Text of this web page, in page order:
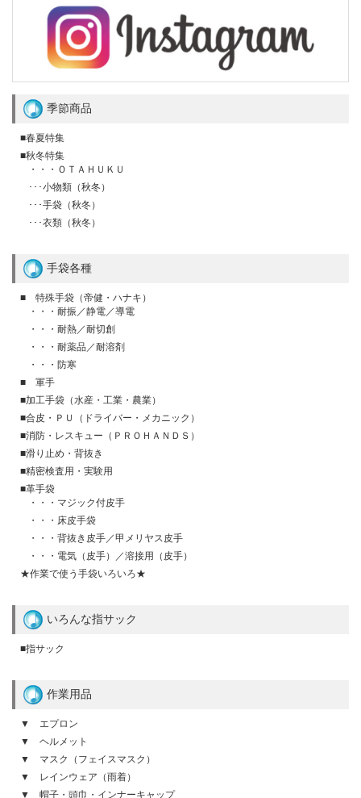
季節商品
■春夏特集
■秋冬特集
・・・ＯＴＡＨＵＫＵ
･･･小物類（秋冬）
･･･手袋（秋冬）
･･･衣類（秋冬）
手袋各種
■ 特殊手袋（帝健・ハナキ）
・・・耐振／静電／導電
・・・耐熱／耐切創
・・・耐薬品／耐溶剤
・・・防寒
■ 軍手
■加工手袋（水産・工業・農業）
■合皮・ＰＵ（ドライバー・メカニック）
■消防・レスキュー（ＰＲＯＨＡＮＤＳ）
■滑り止め・背抜き
■精密検査用・実験用
■革手袋
・・・マジック付皮手
・・・床皮手袋
・・・背抜き皮手／甲メリヤス皮手
・・・電気（皮手）／溶接用（皮手）
★作業で使う手袋いろいろ★
いろんな指サック
■指サック
作業用品
▼ エプロン
▼ ヘルメット
▼ マスク（フェイスマスク）
▼ レインウェア（雨着）
▼ 帽子・頭巾・インナーキャップ